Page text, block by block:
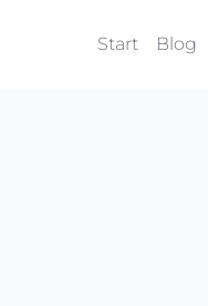
Start Blog